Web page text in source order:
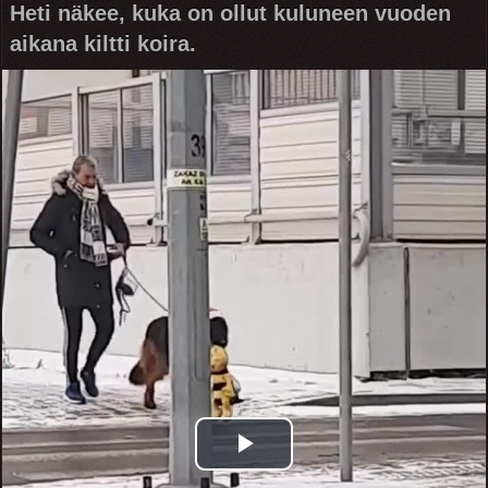
Heti näkee, kuka on ollut kuluneen vuoden
aikana kiltti koira.
Play